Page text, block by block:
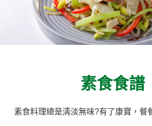
素食食譜
素食料理總是清淡無味?有了康寶，餐